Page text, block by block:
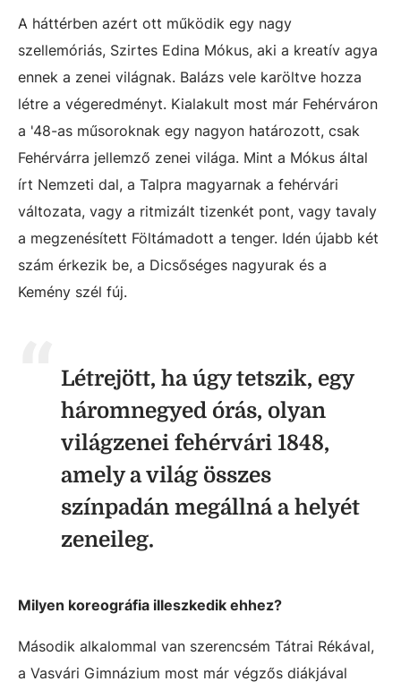
A háttérben azért ott működik egy nagy
szellemóriás, Szirtes Edina Mókus, aki a kreatív agya
ennek a zenei világnak. Balázs vele karöltve hozza
létre a végeredményt. Kialakult most már Fehérváron
a '48-as műsoroknak egy nagyon határozott, csak
Fehérvárra jellemző zenei világa. Mint a Mókus által
írt Nemzeti dal, a Talpra magyarnak a fehérvári
változata, vagy a ritmizált tizenkét pont, vagy tavaly
a megzenésített Föltámadott a tenger. Idén újabb két
szám érkezik be, a Dicsőséges nagyurak és a
Kemény szél fúj.
Létrejött, ha úgy tetszik, egy
háromnegyed órás, olyan
világzenei fehérvári 1848,
amely a világ összes
színpadán megállná a helyét
zeneileg.
Milyen koreográfia illeszkedik ehhez?
Második alkalommal van szerencsém Tátrai Rékával,
a Vasvári Gimnázium most már végzős diákjával